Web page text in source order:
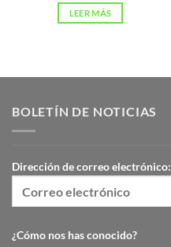
LEER MÁS
BOLETÍN DE NOTICIAS
Dirección de correo electrónico:
¿Cómo nos has conocido?